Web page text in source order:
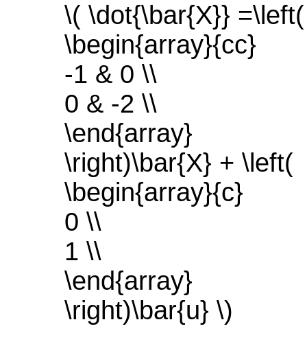
\( \dot{\bar{X}} =\left(
\begin{array}{cc}
-1 & 0 \\
0 & -2 \\
\end{array}
\right)\bar{X} + \left(
\begin{array}{c}
0 \\
1 \\
\end{array}
\right)\bar{u} \)